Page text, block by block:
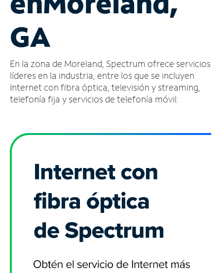
cuenta
Encuentra
tienda
GA
En la zona de Moreland, Spectrum ofrece servicios
líderes en la industria, entre los que se incluyen
Internet con fibra óptica, televisión y streaming,
telefonía fija y servicios de telefonía móvil.